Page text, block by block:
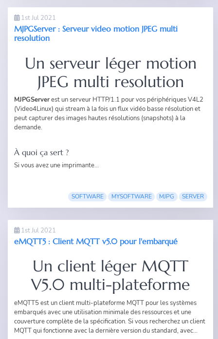
1st Jul 2021
MJPGServer : Serveur video motion JPEG multi
resolution
Un serveur léger motion
JPEG multi resolution
MJPGServerest un serveur HTTP/1.1 pour vos périphériques V4L2
(Video4Linux) qui stream à la fois un flux vidéo basse résolution et
peut capturer des images hautes résolutions (snapshots) à la
demande.
À quoi ça sert ?
Si vous avez une imprimante...
SOFTWARE MYSOFTWARE MJPG SERVER
1st Jul 2021
eMQTT5 : Client MQTT v5.0 pour l'embarqué
Un client léger MQTT
V5.0 multi-plateforme
eMQTT5 est un client multi-plateforme MQTT pour les systèmes
embarqués avec une utilisation minimale des ressources et une
couverture complète de la spécification. Si vous recherchez un client
MQTT qui fonctionne avec la dernière version du standard, avec...